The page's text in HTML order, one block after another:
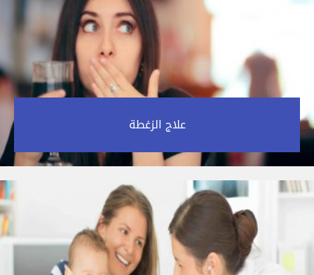
علاج الزغطة‎